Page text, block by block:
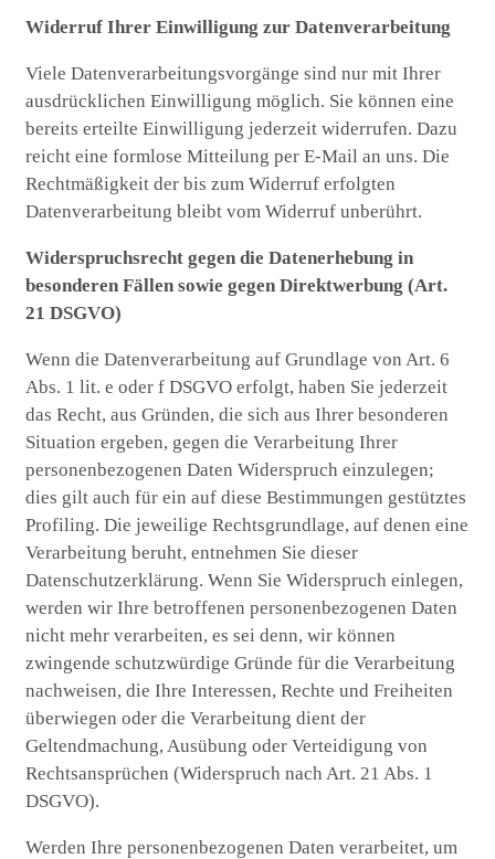
Widerruf Ihrer Einwilligung zur Datenverarbeitung
Viele Datenverarbeitungsvorgänge sind nur mit Ihrer
ausdrücklichen Einwilligung möglich. Sie können eine
bereits erteilte Einwilligung jederzeit widerrufen. Dazu
reicht eine formlose Mitteilung per E-Mail an uns. Die
Rechtmäßigkeit der bis zum Widerruf erfolgten
Datenverarbeitung bleibt vom Widerruf unberührt.
Widerspruchsrecht gegen die Datenerhebung in
besonderen Fällen sowie gegen Direktwerbung (Art.
21 DSGVO)
Wenn die Datenverarbeitung auf Grundlage von Art. 6
Abs. 1 lit. e oder f DSGVO erfolgt, haben Sie jederzeit
das Recht, aus Gründen, die sich aus Ihrer besonderen
Situation ergeben, gegen die Verarbeitung Ihrer
personenbezogenen Daten Widerspruch einzulegen;
dies gilt auch für ein auf diese Bestimmungen gestütztes
Profiling. Die jeweilige Rechtsgrundlage, auf denen eine
Verarbeitung beruht, entnehmen Sie dieser
Datenschutzerklärung. Wenn Sie Widerspruch einlegen,
werden wir Ihre betroffenen personenbezogenen Daten
nicht mehr verarbeiten, es sei denn, wir können
zwingende schutzwürdige Gründe für die Verarbeitung
nachweisen, die Ihre Interessen, Rechte und Freiheiten
überwiegen oder die Verarbeitung dient der
Geltendmachung, Ausübung oder Verteidigung von
Rechtsansprüchen (Widerspruch nach Art. 21 Abs. 1
DSGVO).
Werden Ihre personenbezogenen Daten verarbeitet, um